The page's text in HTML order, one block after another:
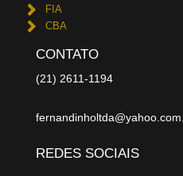
FIA
CBA
CONTATO
(21) 2611-1194
REDES SOCIAIS